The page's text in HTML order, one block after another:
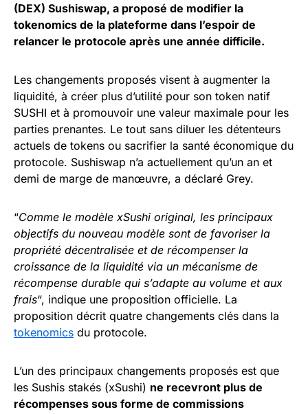
(DEX) Sushiswap, a proposé de modifier la
tokenomics de la plateforme dans l’espoir de
relancer le protocole après une année difficile.
Les changements proposés visent à augmenter la
liquidité, à créer plus d’utilité pour son token natif
SUSHI et à promouvoir une valeur maximale pour les
parties prenantes. Le tout sans diluer les détenteurs
actuels de tokens ou sacrifier la santé économique du
protocole. Sushiswap n’a actuellement qu’un an et
demi de marge de manœuvre, a déclaré Grey.
“Comme le modèle xSushi original, les principaux
objectifs du nouveau modèle sont de favoriser la
propriété décentralisée et de récompenser la
croissance de la liquidité via un mécanisme de
récompense durable qui s’adapte au volume et aux
frais“, indique une proposition officielle. La
proposition décrit quatre changements clés dans la
tokenomics du protocole.
L’un des principaux changements proposés est que
les Sushis stakés (xSushi) ne recevront plus de
récompenses sous forme de commissions